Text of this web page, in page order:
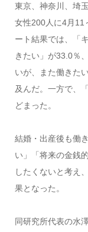
東京、神奈川、埼
女性200人に4月11
ート結果では、「
きたい」が33.0％
いが、また働きた
及んだ。一方で、
どまった。
結婚・出産後も働
い」「将来の金銭
したくないと考え
果となった。
同研究所代表の水